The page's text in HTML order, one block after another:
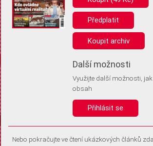
(tzv. cookies apod.). Rádi bychom vás ale požádali
uložením volitelných informací:
Anonymní unikátní ID
Díky němu příště poznáme, že se jedná o stejné
Identifikátor je zcela anonymní.
Vaše souhlasy a odmítnutí si ukládáme do vašeho
vás už příště znovu neptali. Můžete je kdykoli
Předplatit
Koupit archiv
Další možnosti
Využijte další možnosti,
obsah
Přihlásit se
Nebo pokračujte ve čtení ukázkových článků